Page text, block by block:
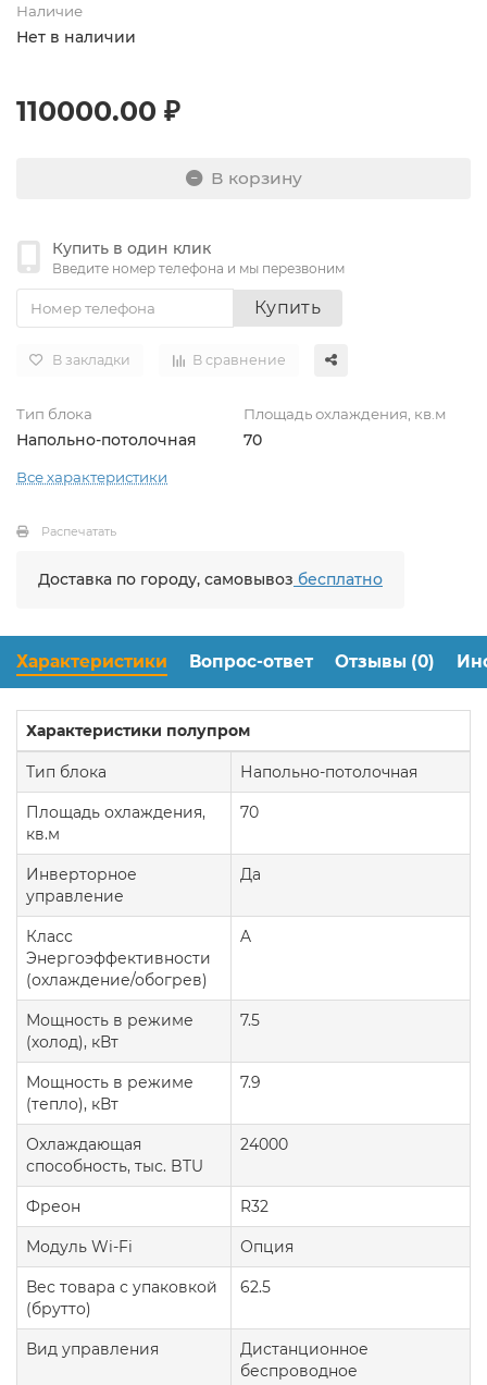
Наличие
Нет в наличии
110000.00 ₽
В корзину
Купить в один клик
Введите номер телефона и мы перезвоним
Купить
В закладки В сравнение
Тип блока
Напольно-потолочная
Площадь охлаждения, кв.м
70
Все характеристики
Распечатать
Доставка по городу, самовывоз бесплатно
Характеристики Вопрос-ответ Отзывы (0)
Характеристики полупром
Тип блока Напольно-потолочная
Площадь охлаждения,
кв.м
70
Инверторное
управление
Да
Класс
Энергоэффективности
(охлаждение/обогрев)
A
Мощность в режиме
(холод), кВт
7.5
Мощность в режиме
(тепло), кВт
7.9
Охлаждающая
способность, тыс. BTU
24000
Фреон R32
Модуль Wi-Fi Опция
Вес товара с упаковкой
(брутто)
62.5
Вид управления
Дистанционное
беспроводное